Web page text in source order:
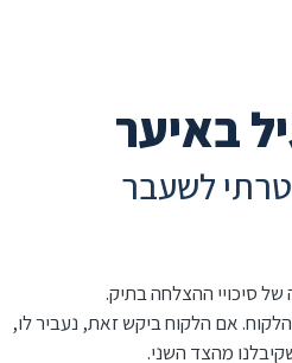
באיער
לשעבר
סיכויי ההצלחה בתיק.
אם הלקוח ביקש זאת, נעביר לו,